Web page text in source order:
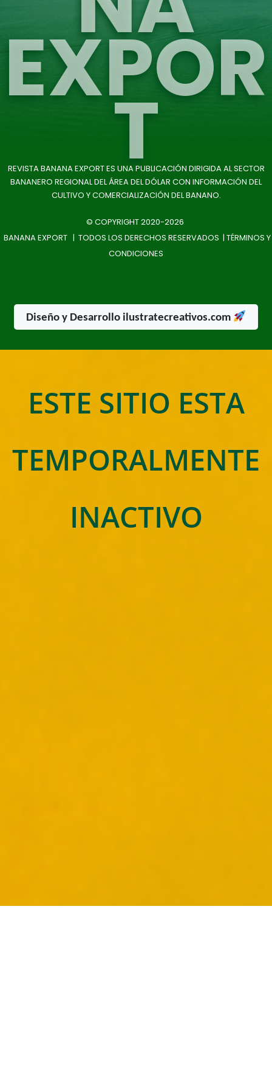
EXPOR
T
REVISTA BANANA EXPORT ES UNA PUBLICACIÓN DIRIGIDA AL SECTOR
BANANERO REGIONAL DEL ÁREA DEL DÓLAR CON INFORMACIÓN DEL
CULTIVO Y COMERCIALIZACIÓN DEL BANANO.
© COPYRIGHT 2020-2026
BANANA EXPORT | TODOS LOS DERECHOS RESERVADOS | TÉRMINOS Y
CONDICIONES
Diseño y Desarrollo ilustratecreativos.com
ESTE SITIO ESTA
TEMPORALMENTE
INACTIVO